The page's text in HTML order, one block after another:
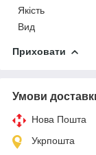
Якість
Вид
Приховати
Умови
Нова Пошта
Укрпошта